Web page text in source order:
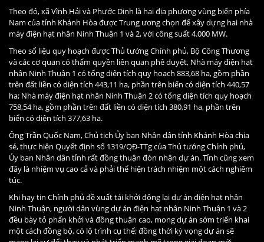
Theo đó, xã Vĩnh Hải và Phước Dinh là hai địa phương vùng biển phía
Nam của tỉnh Khánh Hòa được Trung ương chọn để xây dựng hai nhà
máy điện hạt nhân Ninh Thuận 1 và 2, với công suất 4.000 MW.
Theo số liệu quy hoạch được Thủ tướng Chính phủ, Bộ Công Thương
và các cơ quan có thẩm quyền liên quan phê duyệt, Nhà máy điện hạt
nhân Ninh Thuận 1 có tổng diện tích quy hoạch 883,68 ha, gồm phần
trên đất liền có diện tích 443,11 ha, phần trên biển có diện tích 440,57
ha; Nhà máy điện hạt nhân Ninh Thuận 2 có tổng diện tích quy hoạch
758,54 ha, gồm phần trên đất liền có diện tích 380,91 ha, phần trên
biển có diện tích 377,63 ha.
Ông Trần Quốc Nam, Chủ tịch Ủy ban Nhân dân tỉnh Khánh Hòa chia
sẻ, thực hiện Quyết định số 1319/QĐ-TTg của Thủ tướng Chính phủ,
Ủy ban Nhân dân tỉnh rất đồng thuận đón nhận dự án. Tỉnh cũng xem
đây là nhiệm vụ cao cả và phải thể hiện trách nhiệm một cách nghiêm
túc.
Khi hay tin Chính phủ đề xuất tái khởi động lại dự án điện hạt nhân
Ninh Thuận, người dân vùng dự án điện hạt nhân Ninh Thuận 1 và 2
đều bày tỏ phấn khởi và đồng thuận cao, mong dự án sớm triển khai
một cách đồng bộ, có lộ trình cụ thể; đồng thời kỳ vọng dự án sẽ